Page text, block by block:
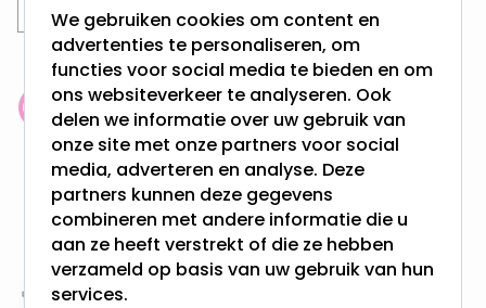
Klantenbeoordeling: 9.4/10
meer dan 100.000 klanten gingen u voor
Gratis verzending + snel geleverd
Vanaf EUR100,- naar NL & BE
& 100 dagen recht op retour
We gebruiken cookies om content en
advertenties te personaliseren, om
functies voor social media te bieden en om
ons websiteverkeer te analyseren. Ook
delen we informatie over uw gebruik van
onze site met onze partners voor social
media, adverteren en analyse. Deze
partners kunnen deze gegevens
combineren met andere informatie die u
aan ze heeft verstrekt of die ze hebben
verzameld op basis van uw gebruik van hun
services.